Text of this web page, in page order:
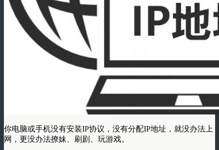
你电脑或手机没有安装IP协议，没有分配IP地址，就没办法上
网，更没办法撩妹、刷剧、玩游戏。